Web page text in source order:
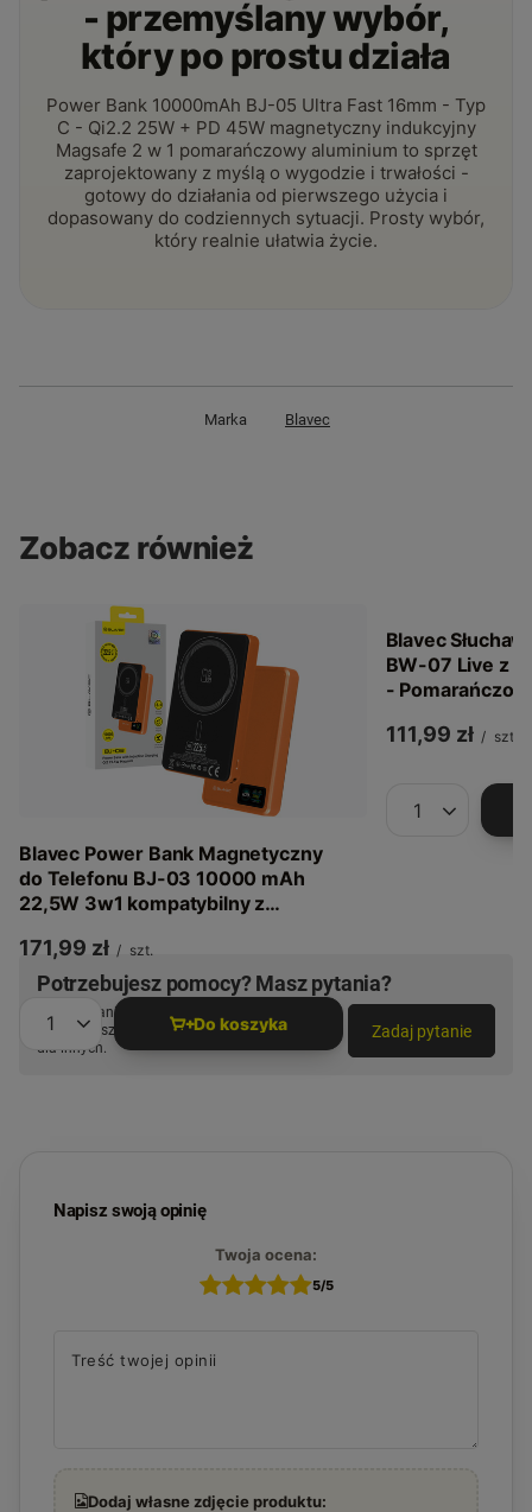
- przemyślany wybór,
który po prostu działa
Power Bank 10000mAh BJ-05 Ultra Fast 16mm - Typ
C - Qi2.2 25W + PD 45W magnetyczny indukcyjny
Magsafe 2 w 1 pomarańczowy aluminium to sprzęt
zaprojektowany z myślą o wygodzie i trwałości -
gotowy do działania od pierwszego użycia i
dopasowany do codziennych sytuacji. Prosty wybór,
który realnie ułatwia życie.
Marka Blavec
Zobacz również
Blavec Power Bank Magnetyczny
do Telefonu BJ-03 10000 mAh
22,5W 3w1 kompatybilny z
Aluminium
171,99 zł / szt.
Ilość produktów Do koszyka
Blavec
BW-07 Live z
-
111,99 zł / szt.
Ilość
Potrzebujesz pomocy? Masz pytania?
Zadaj pytanie a my odpowiemy niezwłocznie,
najciekawsze pytania i odpowiedzi publikując
dla innych.
Zadaj pytanie
Napisz swoją opinię
Twoja ocena:
5/5
Treść twojej opinii
Dodaj własne zdjęcie produktu: